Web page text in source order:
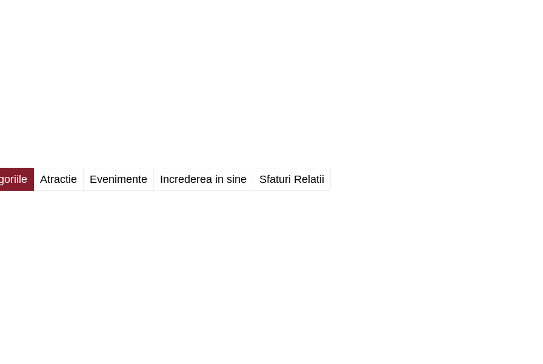
Atractie Evenimente Increderea in sine Sfaturi Relatii